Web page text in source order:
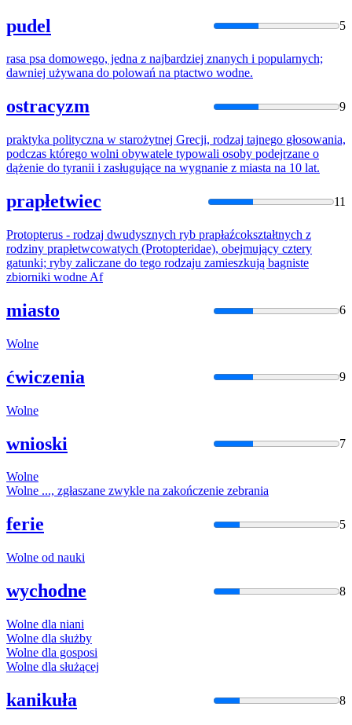
pudel 5
rasa psa domowego, jedna z najbardziej znanych i popularnych;
dawniej używana do polowań na ptactwo wodne.
ostracyzm 9
praktyka polityczna w starożytnej Grecji, rodzaj tajnego głosowania,
podczas którego wolni obywatele typowali osoby podejrzane o
dążenie do tyranii i zasługujące na wygnanie z miasta na 10 lat.
prapłetwiec 11
Protopterus - rodzaj dwudysznych ryb prapłaźcokształtnych z
rodziny prapłetwcowatych (Protopteridae), obejmujący cztery
gatunki; ryby zaliczane do tego rodzaju zamieszkują bagniste
zbiorniki wodne Af
miasto 6
Wolne
ćwiczenia 9
Wolne
wnioski 7
Wolne
Wolne ..., zgłaszane zwykle na zakończenie zebrania
ferie 5
Wolne od nauki
wychodne 8
Wolne dla niani
Wolne dla służby
Wolne dla gosposi
Wolne dla służącej
kanikuła 8